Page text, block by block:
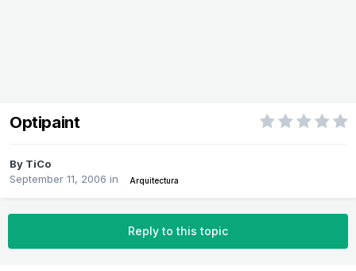
Optipaint
By TiCo
September 11, 2006 in Arquitectura
Reply to this topic